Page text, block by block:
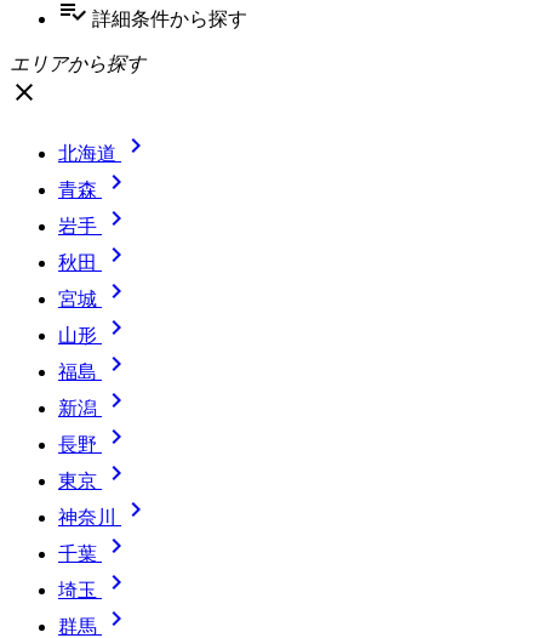
playlist_add_check 詳細条件から探す
エリアから探す
close
北海道 
青森 
岩手 
秋田 
宮城 
山形 
福島 
新潟 
長野 
東京 
神奈川 
千葉 
埼玉 
群馬 